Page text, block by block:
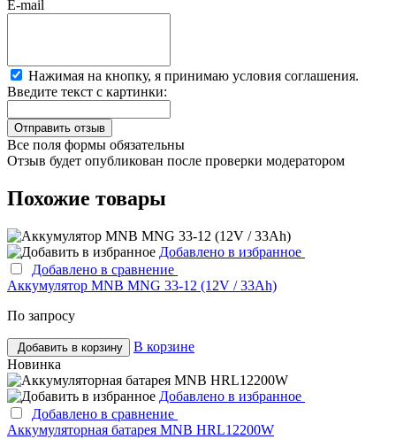
E-mail
Нажимая на кнопку, я принимаю условия соглашения.
Введите текст с картинки:
Все поля формы обязательны
Отзыв будет опубликован после проверки модератором
Похожие товары
Добавлено в избранное
Добавлено в сравнение
Аккумулятор MNB MNG 33-12 (12V / 33Ah)
По запросу
Добавить в корзину
В корзине
Новинка
Добавлено в избранное
Добавлено в сравнение
Аккумуляторная батарея MNB HRL12200W